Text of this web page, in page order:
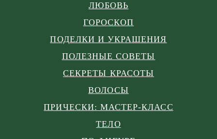
ЛЮБОВЬ
ГОРОСКОП
ПОДЕЛКИ И УКРАШЕНИЯ
ПОЛЕЗНЫЕ СОВЕТЫ
СЕКРЕТЫ КРАСОТЫ
ВОЛОСЫ
ПРИЧЕСКИ: МАСТЕР-КЛАСС
ТЕЛО